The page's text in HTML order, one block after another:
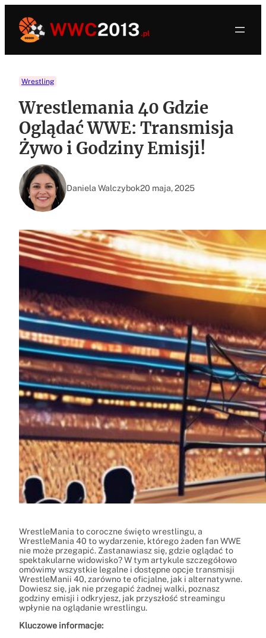
treści
Wrestling
Wrestlemania 40 Gdzie
Oglądać WWE: Transmisja
Żywo i Godziny Emisji!
Daniela Walczybok20 maja, 2025
WrestleMania to coroczne święto wrestlingu, a
WrestleMania 40 to wydarzenie, którego żaden fan WWE
nie może przegapić. Zastanawiasz się, gdzie oglądać to
spektakularne widowisko? W tym artykule szczegółowo
omówimy wszystkie legalne i dostępne opcje transmisji
WrestleManii 40, zarówno te oficjalne, jak i alternatywne.
Dowiesz się, jak nie przegapić żadnej walki, poznasz
godziny emisji i odkryjesz, jak przyszłość streamingu
wpłynie na oglądanie wrestlingu.
Kluczowe informacje: